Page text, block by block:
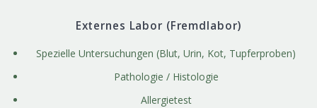
Externes Labor (Fremdlabor)
Spezielle Untersuchungen (Blut, Urin, Kot, Tupferproben)
Pathologie / Histologie
Allergietest